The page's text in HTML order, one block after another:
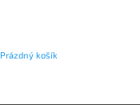
NÁKUPNÍ
Prázdný košík